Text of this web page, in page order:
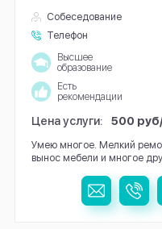
Собеседование
Телефон
Высшее
образование
Есть
рекомендации
Цена услуги: 500
Умею многое. Мелкий
вынос мебели и многое